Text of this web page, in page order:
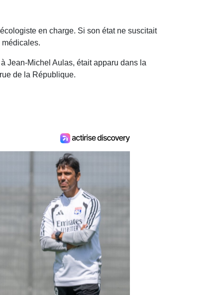
en charge. Si son état ne suscitait
Jean-Michel Aulas, était apparu dans la
de la République.